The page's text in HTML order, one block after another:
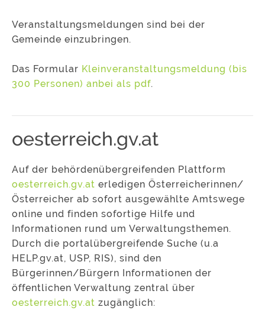
Veranstaltungsmeldungen sind bei der
Gemeinde einzubringen.
Das Formular Kleinveranstaltungsmeldung (bis
300 Personen) anbei als pdf.
oesterreich.gv.at
Auf der behördenübergreifenden Plattform
oesterreich.gv.at erledigen Österreicherinnen/
Österreicher ab sofort ausgewählte Amtswege
online und finden sofortige Hilfe und
Informationen rund um Verwaltungsthemen.
Durch die portalübergreifende Suche (u.a
HELP.gv.at, USP, RIS), sind den
Bürgerinnen/Bürgern Informationen der
öffentlichen Verwaltung zentral über
oesterreich.gv.at zugänglich: